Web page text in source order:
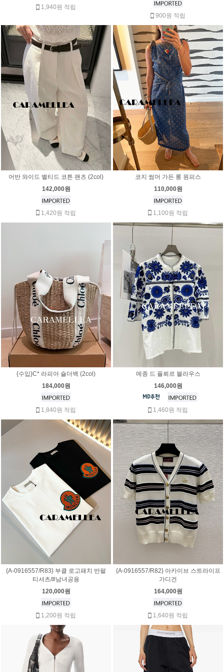
1,940원 적립
900원 적립
어반 와이드 벨티드 코튼 팬츠 (2col)
142,000원
1,420원 적립
코지 썸머 가든 롱 원피스
110,000원
1,100원 적립
{수입}C* 라피아 숄더백 (2col)
184,000원
1,840원 적립
메종 드 플뢰르 블라우스
146,000원
1,460원 적립
{A-0916557/R83} 부클 로고패치 반팔
티셔츠/#남녀공용
120,000원
1,200원 적립
{A-0916557/R82} 아카이브 스트라이프
가디건
164,000원
1,640원 적립